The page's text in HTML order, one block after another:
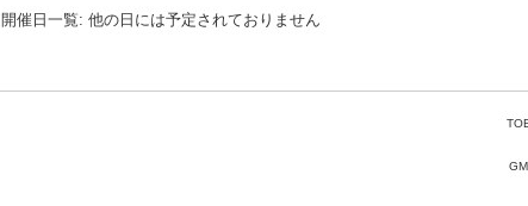
開催日一覧: 他の日には予定されておりません